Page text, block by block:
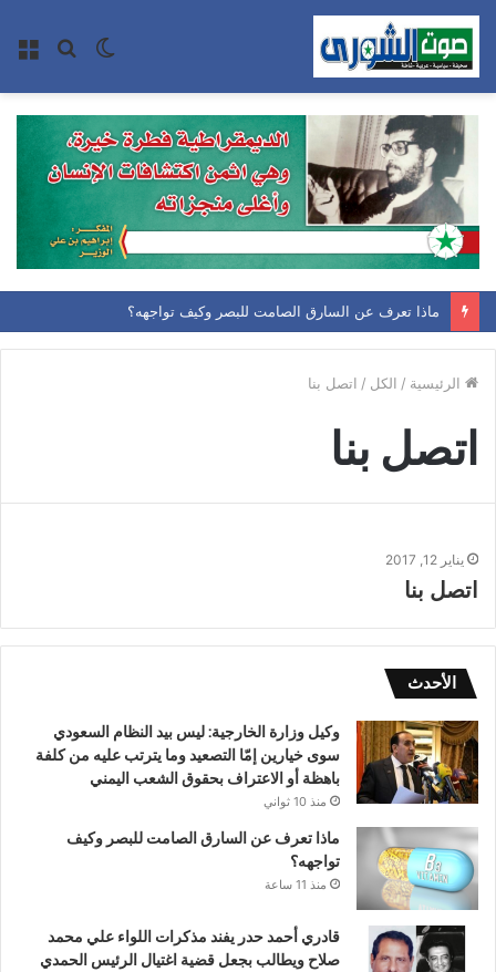
بحث الوضع
ماذا تعرف عن السارق الصامت للبصر وكيف تواجهه؟
الرئيسية / الكل / اتصل بنا
اتصل بنا
يناير 12, 2017
اتصل بنا
الأحدث
وكيل وزارة الخارجية: ليس بيد النظام السعودي
سوى خيارين إمّا التصعيد وما يترتب عليه من كلفة
باهظة أو الاعتراف بحقوق الشعب اليمني
منذ 10 ثواني
ماذا تعرف عن السارق الصامت للبصر وكيف
تواجهه؟
منذ 11 ساعة
قادري أحمد حدر يفند مذكرات اللواء علي محمد
صلاح ويطالب بجعل قضية اغتيال الرئيس الحمدي